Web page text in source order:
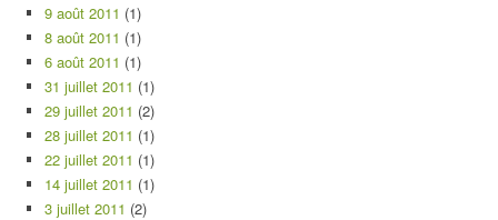
9 août 2011 (1)
8 août 2011 (1)
6 août 2011 (1)
31 juillet 2011 (1)
29 juillet 2011 (2)
28 juillet 2011 (1)
22 juillet 2011 (1)
14 juillet 2011 (1)
3 juillet 2011 (2)